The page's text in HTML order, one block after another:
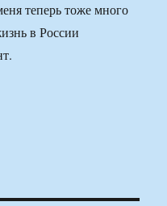
теперь тоже много
в России